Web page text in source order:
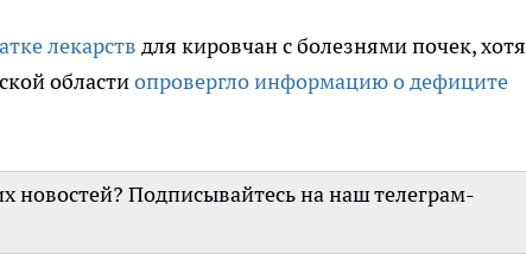
лекарств для кировчан с болезнями почек, хотя
областиопровергло информацию о дефиците
новостей? Подписывайтесь на наш телеграм-